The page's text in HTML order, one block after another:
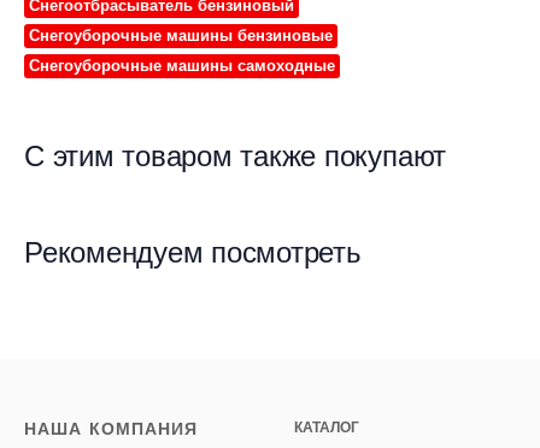
Снегоотбрасыватель бензиновый
Снегоуборочные машины бензиновые
Снегоуборочные машины самоходные
С этим товаром также покупают
Рекомендуем посмотреть
НАША КОМПАНИЯ КАТАЛОГ